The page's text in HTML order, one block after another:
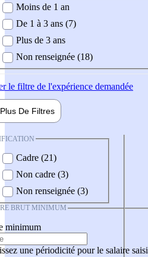
demandée
Moins de 1 an
De 1 à 3 ans (7)
Plus de 3 ans
Non renseignée (18)
le filtre de l'expérience demandée
Plus De Filtres
Cadre (21)
Non cadre (3)
Non renseignée (3)
BRUT MINIMUM
minimum
une périodicité pour le salaire saisi